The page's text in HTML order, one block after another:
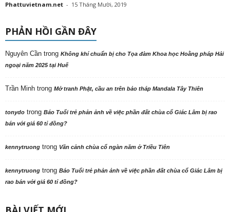
Phattuvietnam.net - 15 Tháng Mười, 2019
PHẢN HỒI GẦN ĐÂY
Nguyên Cần trong Không khí chuẩn bị cho Tọa đàm Khoa học Hoằng pháp Hải
ngoại năm 2025 tại Huế
Trần Minh trong Mở tranh Phật, cầu an trên bảo tháp Mandala Tây Thiên
tonydo trong Báo Tuổi trẻ phản ảnh về việc phần đất chùa cổ Giác Lâm bị rao
bán với giá 60 tỉ đồng?
kennytruong trong Vãn cảnh chùa cổ ngàn năm ở Triều Tiên
kennytruong trong Báo Tuổi trẻ phản ảnh về việc phần đất chùa cổ Giác Lâm bị
rao bán với giá 60 tỉ đồng?